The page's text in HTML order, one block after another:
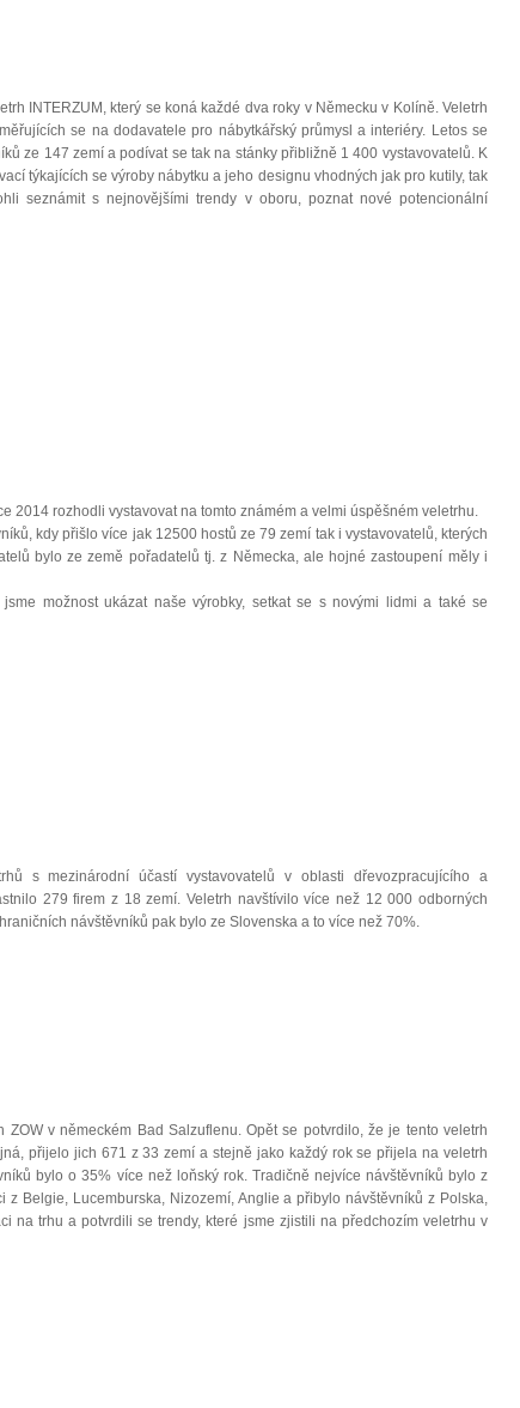
INTERZUM, který se koná každé dva roky v Německu v Kolíně. Veletrh
se na dodavatele pro nábytkářský průmysl a interiéry. Letos se
ze 147 zemí a podívat se tak na stánky přibližně 1 400 vystavovatelů. K
týkajících se výroby nábytku a jeho designu vhodných jak pro kutily, tak
seznámit s nejnovějšími trendy v oboru, poznat nové potencionální
2014 rozhodli vystavovat na tomto známém a velmi úspěšném veletrhu.
kdy přišlo více jak 12500 hostů ze 79 zemí tak i vystavovatelů, kterých
bylo ze země pořadatelů tj. z Německa, ale hojné zastoupení měly i
možnost ukázat naše výrobky, setkat se s novými lidmi a také se
s mezinárodní účastí vystavovatelů v oblasti dřevozpracujícího a
279 firem z 18 zemí. Veletrh navštívilo více než 12 000 odborných
návštěvníků pak bylo ze Slovenska a to více než 70%.
v německém Bad Salzuflenu. Opět se potvrdilo, že je tento veletrh
přijelo jich 671 z 33 zemí a stejně jako každý rok se přijela na veletrh
bylo o 35% více než loňský rok. Tradičně nejvíce návštěvníků bylo z
Belgie, Lucemburska, Nizozemí, Anglie a přibylo návštěvníků z Polska,
na trhu a potvrdili se trendy, které jsme zjistili na předchozím veletrhu v